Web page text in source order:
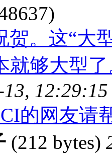
贺。这“大
就够大型
12:29:15
的网友请
(212 bytes)